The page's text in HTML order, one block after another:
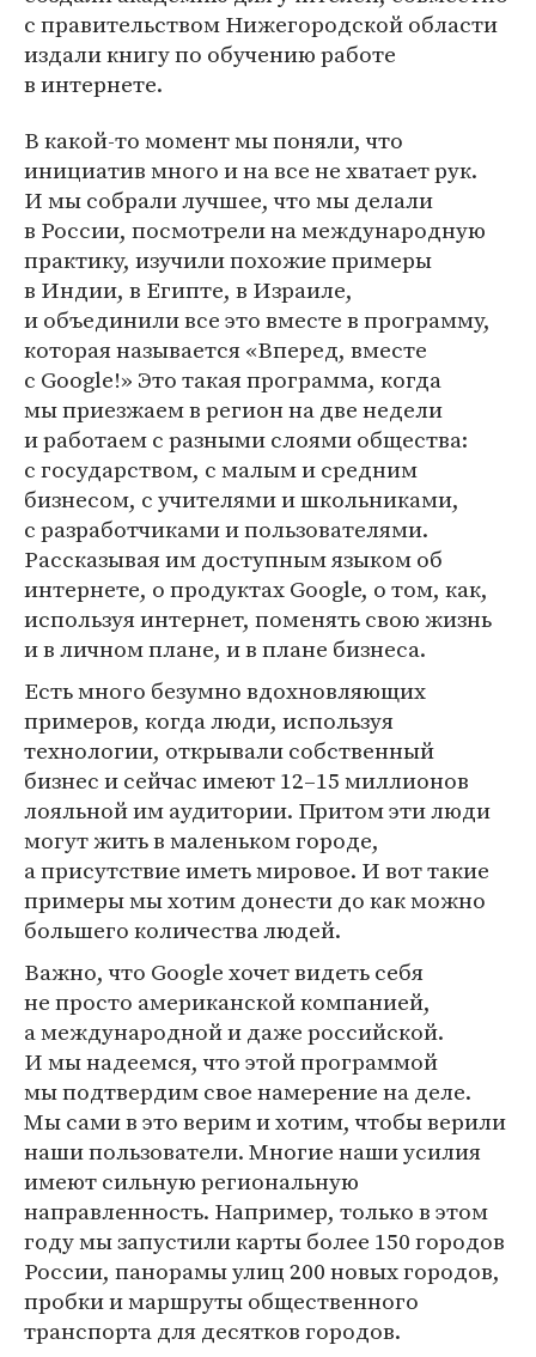
с правительством Нижегородской области
издали книгу по обучению работе
в интернете.
В какой-то момент мы поняли, что
инициатив много и на все не хватает рук.
И мы собрали лучшее, что мы делали
в России, посмотрели на международную
практику, изучили похожие примеры
в Индии, в Египте, в Израиле,
и объединили все это вместе в программу,
которая называется «Вперед, вместе
с Google!» Это такая программа, когда
мы приезжаем в регион на две недели
и работаем с разными слоями общества:
с государством, с малым и средним
бизнесом, с учителями и школьниками,
с разработчиками и пользователями.
Рассказывая им доступным языком об
интернете, о продуктах Google, о том, как,
используя интернет, поменять свою жизнь
и в личном плане, и в плане бизнеса.
Есть много безумно вдохновляющих
примеров, когда люди, используя
технологии, открывали собственный
бизнес и сейчас имеют 12–15 миллионов
лояльной им аудитории. Притом эти люди
могут жить в маленьком городе,
а присутствие иметь мировое. И вот такие
примеры мы хотим донести до как можно
большего количества людей.
Важно, что Google хочет видеть себя
не просто американской компанией,
а международной и даже российской.
И мы надеемся, что этой программой
мы подтвердим свое намерение на деле.
Мы сами в это верим и хотим, чтобы верили
наши пользователи. Многие наши усилия
имеют сильную региональную
направленность. Например, только в этом
году мы запустили карты более 150 городов
России, панорамы улиц 200 новых городов,
пробки и маршруты общественного
транспорта для десятков городов.